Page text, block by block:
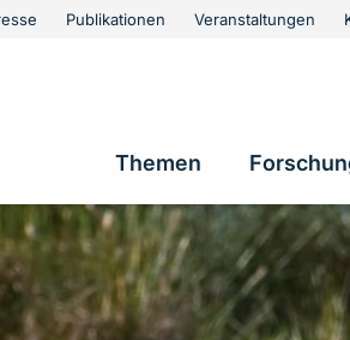
Publikationen Veranstaltungen
Themen